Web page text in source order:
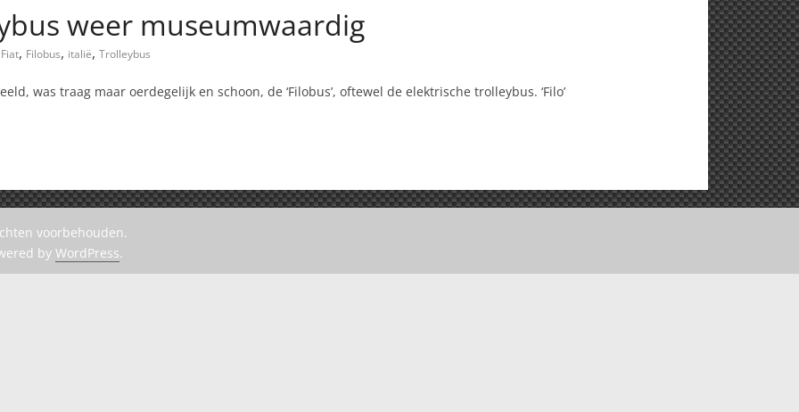
weer museumwaardig
Fiat, Filobus, italië, Trolleybus
was traag maar oerdegelijk en schoon, de ‘Filobus’, oftewel de elektrische trolleybus. ‘Filo’
voorbehouden.
by WordPress.